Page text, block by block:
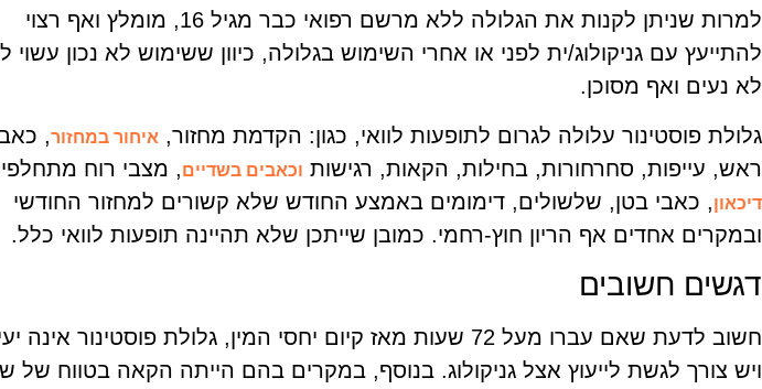
למרות שניתן לקנות את הגלולה ללא מרשם רפואי כבר מגיל 16, מומלץ ואף רצוי
להתייעץ עם גניקולוג/ית לפני או אחרי השימוש בגלולה, כיוון ששימוש לא נכון עשוי
לא נעים ואף מסוכן.
גלולת פוסטינור עלולה לגרום לתופעות לוואי, כגון: הקדמת מחזור, איחור במחזור,
ראש, עייפות, סחרחורות, בחילות, הקאות, רגישות וכאבים בשדיים, מצבי רוח
דיכאון, כאבי בטן, שלשולים, דימומים באמצע החודש שלא קשורים למחזור החודשי
ובמקרים אחדים אף הריון חוץ-רחמי. כמובן שייתכן שלא תהיינה תופעות לוואי כלל.
דגשים חשובים
חשוב לדעת שאם עברו מעל 72 שעות מאז קיום יחסי המין, גלולת פוסטינור אינה
ויש צורך לגשת לייעוץ אצל גניקולוג. בנוסף, במקרים בהם הייתה הקאה בטווח של